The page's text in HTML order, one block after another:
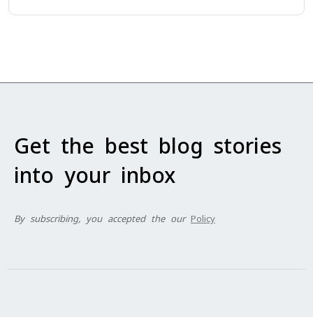
Get the best blog stories
into your inbox
By subscribing, you accepted the our Policy